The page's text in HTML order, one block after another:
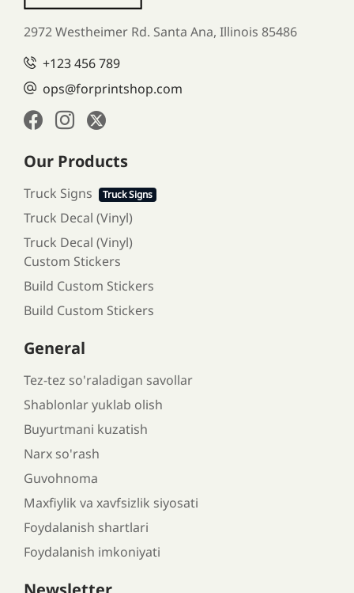
2972 Westheimer Rd. Santa Ana, Illinois 85486
+123 456 789
ops@forprintshop.com
General
Tez-tez so'raladigan savollar
Shablonlar yuklab olish
Buyurtmani kuzatish
Narx so'rash
Guvohnoma
Maxfiylik va xavfsizlik siyosati
Foydalanish shartlari
Foydalanish imkoniyati
Our Products
Truck Signs Truck Signs
Truck Decal (Vinyl)
Truck Decal (Vinyl)
Custom Stickers
Build Custom Stickers
Build Custom Stickers